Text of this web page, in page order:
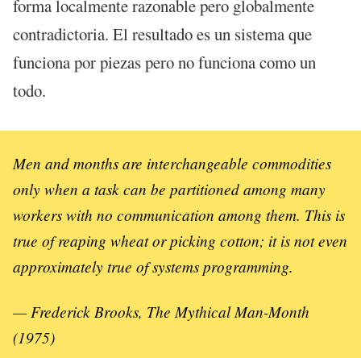
forma localmente razonable pero globalmente
contradictoria. El resultado es un sistema que
funciona por piezas pero no funciona como un
todo.
Men and months are interchangeable commodities
only when a task can be partitioned among many
workers with no communication among them. This is
true of reaping wheat or picking cotton; it is not even
approximately true of systems programming.
— Frederick Brooks, The Mythical Man-Month
(1975)